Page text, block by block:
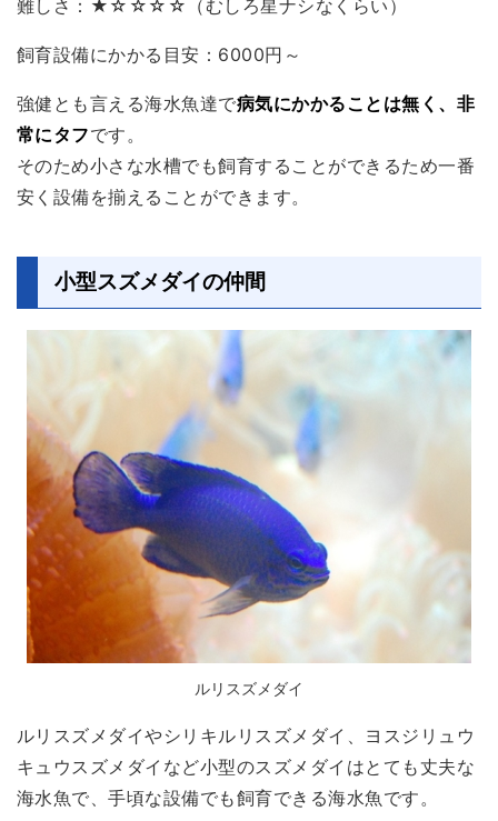
難しさ：★☆☆☆☆（むしろ星ナシなくらい）
飼育設備にかかる目安：6000円～
強健とも言える海水魚達で病気にかかることは無く、非
常にタフです。
そのため小さな水槽でも飼育することができるため一番
安く設備を揃えることができます。
小型スズメダイの仲間
ルリスズメダイ
ルリスズメダイやシリキルリスズメダイ、ヨスジリュウ
キュウスズメダイなど小型のスズメダイはとても丈夫な
海水魚で、手頃な設備でも飼育できる海水魚です。